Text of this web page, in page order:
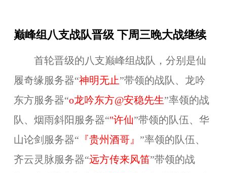
巅峰组八支战队晋级 下周三晚大战继续
首轮晋级的八支巅峰组战队，分别是仙
履奇缘服务器“神明无止”带领的战队、龙吟
东方服务器“o龙吟东方@安稳先生”率领的战
队、烟雨斜阳服务器“″许仙”带领的队伍、华
山论剑服务器“ 『贵州酒哥』 ”率领的队伍、
齐云灵脉服务器“远方传来风笛”带领的战